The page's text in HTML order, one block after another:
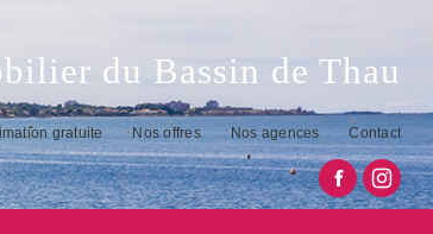
du Bassin de Thau
gratuite Nos offres Nos agences Contact